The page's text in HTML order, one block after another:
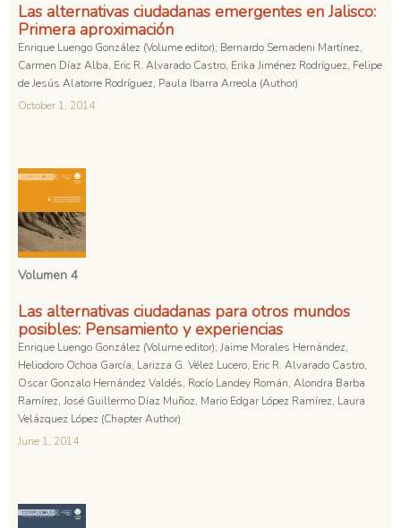
Las alternativas ciudadanas emergentes en Jalisco:
Primera aproximación
Enrique Luengo González (Volume editor); Bernardo Semadeni Martínez,
Carmen Díaz Alba, Eric R. Alvarado Castro, Erika Jiménez Rodríguez, Felipe
de Jesús Alatorre Rodríguez, Paula Ibarra Arreola (Author)
October 1, 2014
Volumen 4
Las alternativas ciudadanas para otros mundos
posibles: Pensamiento y experiencias
Enrique Luengo González (Volume editor); Jaime Morales Hernández,
Heliodoro Ochoa García, Larizza G. Vélez Lucero, Eric R. Alvarado Castro,
Oscar Gonzalo Hernández Valdés, Rocío Landey Román, Alondra Barba
Ramírez, José Guillermo Díaz Muñoz, Mario Edgar López Ramírez, Laura
Velázquez López (Chapter Author)
June 1, 2014